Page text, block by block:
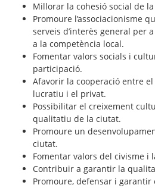
Millorar la cohesió social de
Promoure l’associacionisme
serveis d’interès general per
a la competència local.
Fomentar valors socials i
participació.
Afavorir la cooperació entre
lucratiu i el privat.
Possibilitar el creixement
qualitatiu de la ciutat.
Promoure un
ciutat.
Fomentar valors del civisme i
Contribuir a garantir la
Promoure, defensar i